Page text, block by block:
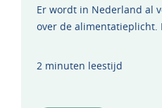
Er wordt in Nederland al
over de
2 minuten leestijd